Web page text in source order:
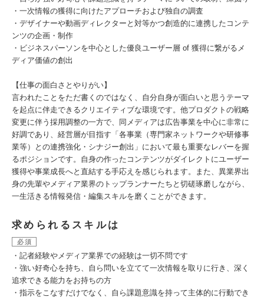
・一次情報の獲得に向けたアプローチおよび独自の調査
・デザイナーや動画ディレクターと対等かつ創造的に連携したコンテ
ンツの企画・制作
・ビジネスパーソンを中心とした優良ユーザー層 of 獲得に繋がるメ
ディア価値の創出
【仕事の面白さとやりがい】
言われたことをただ書くのではなく、自分自身が面白いと思うテーマ
を起点に伴走できるクリエイティブな環境です。他プロダクトの戦略
変更に伴う採用調整の一方で、同メディアは広告事業を中心に非常に
好調であり、経営層が目指す「各事業（専門家ネットワークや研修事
業等）との連携強化・シナジー創出」において最も重要なレバーを握
るポジションです。自身の作ったコンテンツがダイレクトにユーザー
獲得や事業成長へと直結する手応えを感じられます。また、異業界出
身の先輩やメディア業界のトップランナーたちと切磋琢磨しながら、
一生活きる情報発信・編集スキルを磨くことができます。
求められるスキルは
必須
・記者経験やメディア業界での経験は一切不問です
・強い好奇心を持ち、自ら問いを立てて一次情報を取りに行き、深く
追求できる能力をお持ちの方
・指示をこなすだけでなく、自ら課題意識を持って主体的に行動でき